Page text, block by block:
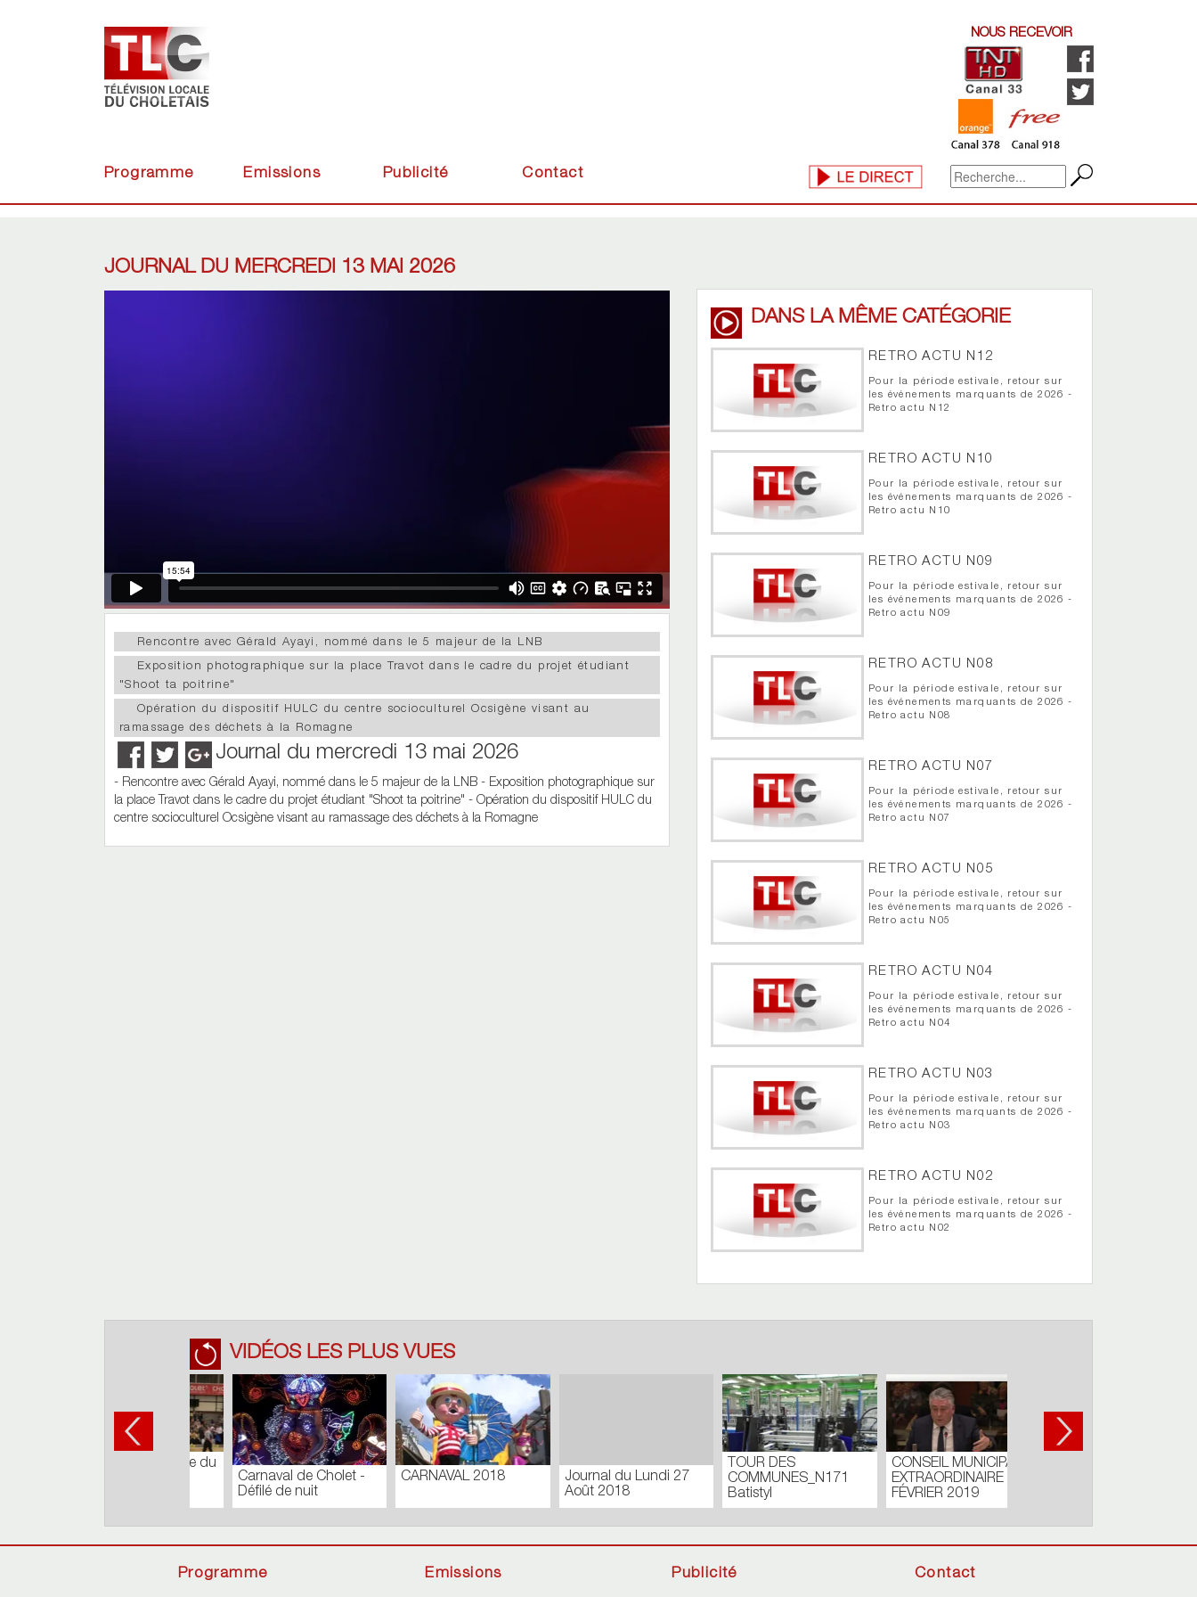
NOUS RECEVOIR
Programme Emissions Publicité Contact
JOURNAL DU MERCREDI 13 MAI 2026
Rencontre avec Gérald Ayayi, nommé dans le 5 majeur de la LNB
Exposition photographique sur la place Travot dans le cadre du projet étudiant
"Shoot ta poitrine"
Opération du dispositif HULC du centre socioculturel Ocsigène visant au
ramassage des déchets à la Romagne
Journal du mercredi 13 mai 2026
- Rencontre avec Gérald Ayayi, nommé dans le 5 majeur de la LNB - Exposition photographique sur
la place Travot dans le cadre du projet étudiant "Shoot ta poitrine" - Opération du dispositif HULC du
centre socioculturel Ocsigène visant au ramassage des déchets à la Romagne
DANS LA MÊME CATÉGORIE
RETRO ACTU N12
Pour la période estivale, retour sur
les événements marquants de 2026 -
Retro actu N12
RETRO ACTU N10
Pour la période estivale, retour sur
les événements marquants de 2026 -
Retro actu N10
RETRO ACTU N09
Pour la période estivale, retour sur
les événements marquants de 2026 -
Retro actu N09
RETRO ACTU N08
Pour la période estivale, retour sur
les événements marquants de 2026 -
Retro actu N08
RETRO ACTU N07
Pour la période estivale, retour sur
les événements marquants de 2026 -
Retro actu N07
RETRO ACTU N05
Pour la période estivale, retour sur
les événements marquants de 2026 -
Retro actu N05
RETRO ACTU N04
Pour la période estivale, retour sur
les événements marquants de 2026 -
Retro actu N04
RETRO ACTU N03
Pour la période estivale, retour sur
les événements marquants de 2026 -
Retro actu N03
RETRO ACTU N02
Pour la période estivale, retour sur
les événements marquants de 2026 -
Retro actu N02
VIDÉOS LES PLUS VUES
Journal du Lundi 27
Août 2018
TOUR DES
COMMUNES_N171
CONSEIL MUNICIPAL
EXTRAORDINAIRE –
FÉVRIER 2019
Journal du Lundi 03
Septembre 2018
Carnaval de Cholet -
Défilé de jour
Programme Emissions Publicité Contact